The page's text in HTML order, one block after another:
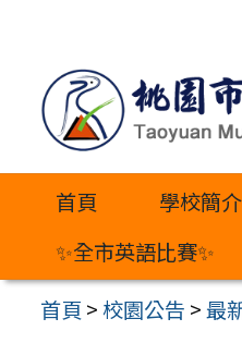
內
首頁 學校簡介
✨全市英語比賽✨
首頁 >校園公告 >最